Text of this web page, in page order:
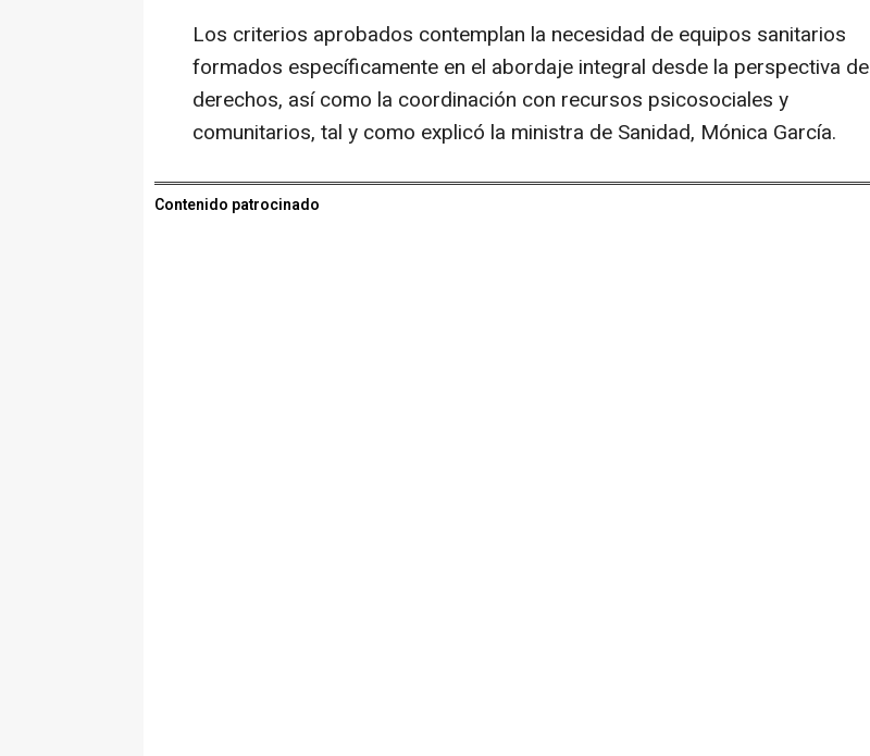
Los criterios aprobados contemplan la necesidad de equipos sanitarios
formados específicamente en el abordaje integral desde la perspectiva de
derechos, así como la coordinación con recursos psicosociales y
comunitarios, tal y como explicó la ministra de Sanidad, Mónica García.
Contenido patrocinado